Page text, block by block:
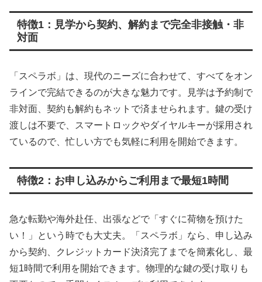
特徴1：見学から契約、解約まで完全非接触・非
対面
「スペラボ」は、現代のニーズに合わせて、すべてをオン
ラインで完結できるのが大きな魅力です。見学は予約制で
非対面、契約も解約もネットで済ませられます。鍵の受け
渡しは不要で、スマートロックやダイヤルキーが採用され
ているので、忙しい方でも気軽に利用を開始できます。
特徴2：お申し込みからご利用まで最短1時間
急な転勤や海外赴任、出張などで「すぐに荷物を預けた
い！」という時でも大丈夫。「スペラボ」なら、申し込み
から契約、クレジットカード決済完了までを簡素化し、最
短1時間で利用を開始できます。物理的な鍵の受け取りも